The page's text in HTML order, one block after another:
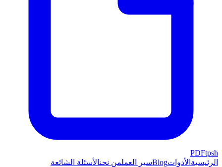
PDFtpsh
الرئيسية الأدواتBlogسير العملمن نحنالأسئلة الشائعة